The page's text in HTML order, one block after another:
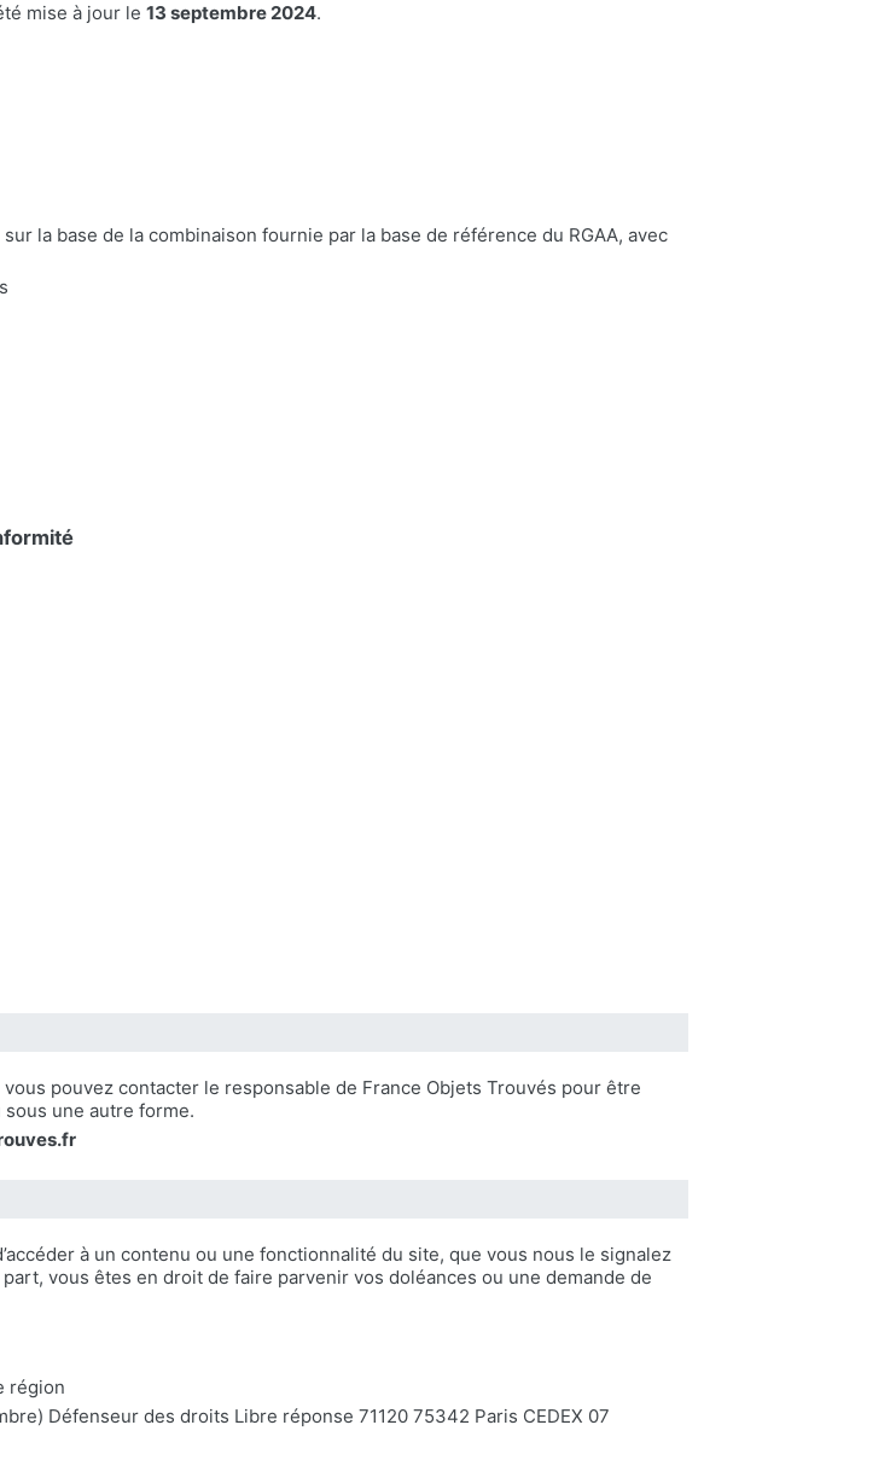
mise à jour le 13 septembre 2024.
la base de la combinaison fournie par la base de référence du RGAA, avec
pouvez contacter le responsable de France Objets Trouvés pour être
une autre forme.
à un contenu ou une fonctionnalité du site, que vous nous le signalez
vous êtes en droit de faire parvenir vos doléances ou une demande de
région
Défenseur des droits Libre réponse 71120 75342 Paris CEDEX 07